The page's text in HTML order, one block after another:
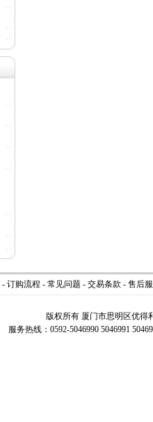
- 订购流程 - 常见问题 - 交易条款 - 售后
版权所有 厦门市思明区优
服务热线：0592-5046990 5046991